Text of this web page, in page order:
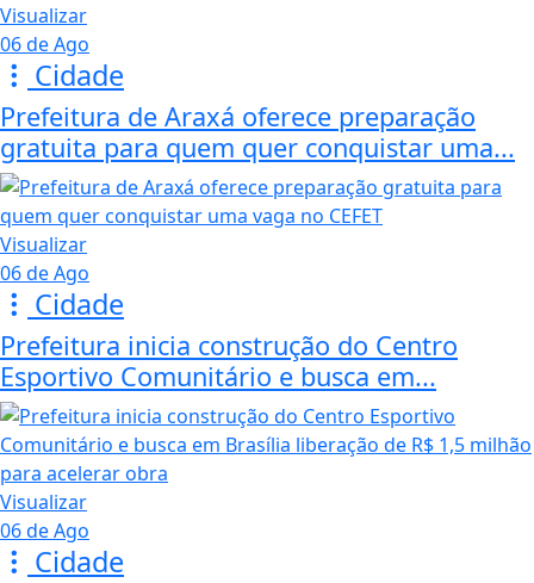
Visualizar
06 de Ago
Cidade
Prefeitura de Araxá oferece preparação
gratuita para quem quer conquistar uma...
Visualizar
06 de Ago
Cidade
Prefeitura inicia construção do Centro
Esportivo Comunitário e busca em...
Visualizar
06 de Ago
Cidade